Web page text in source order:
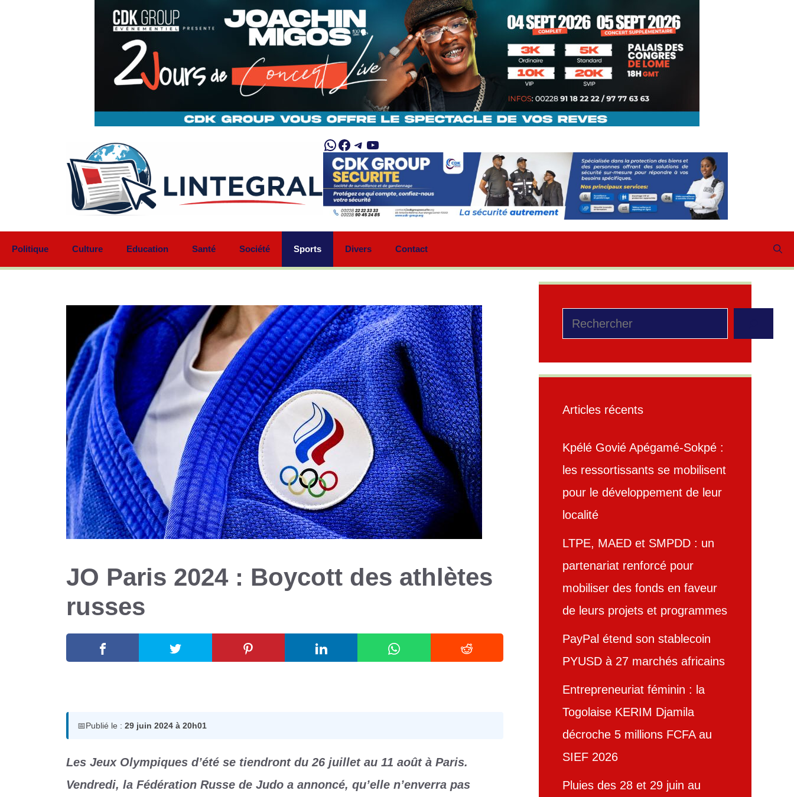
WhatsApp
Facebook
Telegram
YouTube
Politique Culture Education Santé Société Sports Divers Contact
JO Paris 2024 : Boycott des athlètes
russes
📅Publié le : 29 juin 2024 à 20h01
Les Jeux Olympiques d’été se tiendront du 26 juillet au 11 août à Paris.
Vendredi, la Fédération Russe de Judo a annoncé, qu’elle n’enverra pas
Rechercher
Articles récents
Kpélé Govié Apégamé-Sokpé :
les ressortissants se mobilisent
pour le développement de leur
localité
LTPE, MAED et SMPDD : un
partenariat renforcé pour
mobiliser des fonds en faveur
de leurs projets et programmes
PayPal étend son stablecoin
PYUSD à 27 marchés africains
Entrepreneuriat féminin : la
Togolaise KERIM Djamila
décroche 5 millions FCFA au
SIEF 2026
Pluies des 28 et 29 juin au